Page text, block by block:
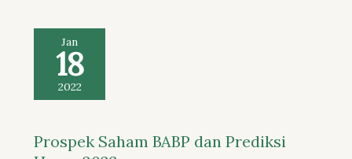
Jan
18
2022
Prospek Saham BABP dan Prediksi